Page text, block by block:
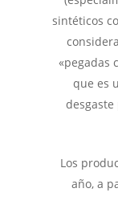
sintéticos
«pegadas
que es
Los
año, a